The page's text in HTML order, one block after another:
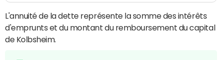
L'annuité de la dette représente la somme des intérêts
d'emprunts et du montant du remboursement du capital
de Kolbsheim.